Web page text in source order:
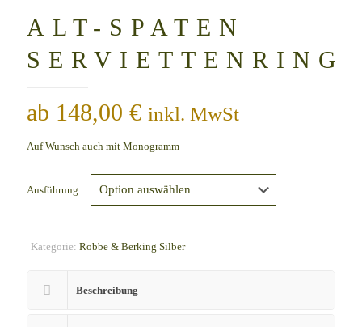
ALT-SPATEN
SERVIETTENRING
ab 148,00 € inkl. MwSt
Auf Wunsch auch mit Monogramm
Ausführung
Kategorie: Robbe & Berking Silber
Beschreibung